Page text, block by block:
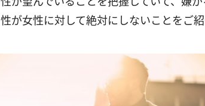
が女性に対して絶対にしないことをご紹